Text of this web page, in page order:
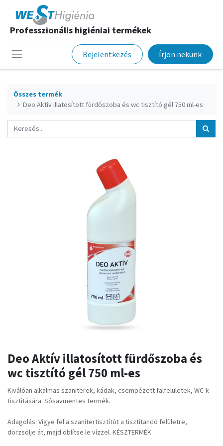
Professzionális higiéniai termékek
Bejelentkezés Írjon nekünk
Összes termék
Deo Aktív illatosított fürdőszoba és wc tisztító gél 750 ml-es
Deo Aktív illatosított fürdőszoba és
wc tisztító gél 750 ml-es
Kiválóan alkalmas szaniterek, kádak, csempézett falfelületek, WC-k
tisztítására. Sósavmentes termék.
Adagolás: Vigye fel a szanitertisztítót a tisztítandó felületre,
dörzsölje át, majd öblítse le vízzel. KÉSZTERMÉK